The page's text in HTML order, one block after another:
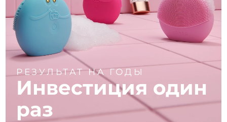
РЕЗУЛЬТАТ НА ГОДЫ
Инвестиция один
раз